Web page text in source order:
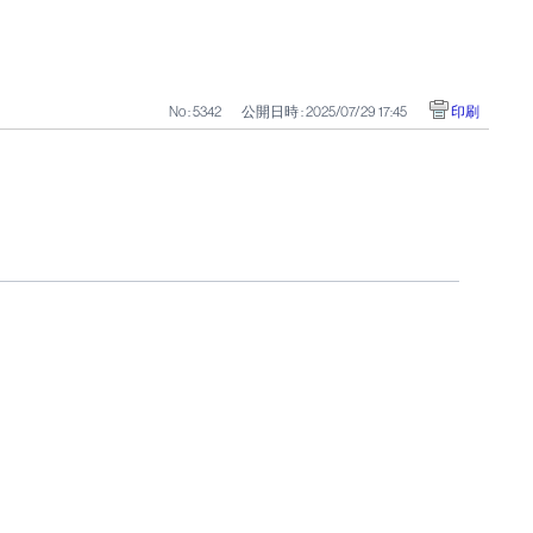
No : 5342 公開日時 : 2025/07/29 17:45 印刷